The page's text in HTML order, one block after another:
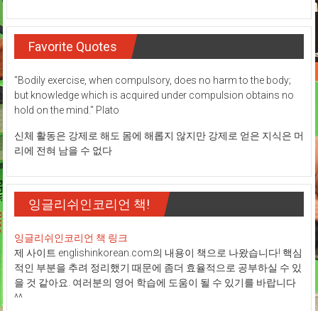
Favorite Quotes
"Bodily exercise, when compulsory, does no harm to the body;
but knowledge which is acquired under compulsion obtains no
hold on the mind." Plato
신체 활동은 강제로 해도 몸에 해롭지 않지만 강제로 얻은 지식은 머
리에 전혀 남을 수 없다
잉글리쉬인코리언 책!
잉글리쉬인코리언 책 링크
제 사이트 englishinkorean.com의 내용이 책으로 나왔습니다! 핵심
적인 부분을 추려 정리했기 때문에 좀더 효율적으로 공부하실 수 있
을 것 같아요. 여러분의 영어 학습에 도움이 될 수 있기를 바랍니다
^^